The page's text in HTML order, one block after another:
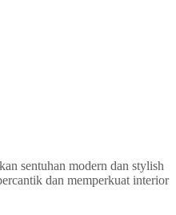
sentuhan modern dan stylish
dan memperkuat interior